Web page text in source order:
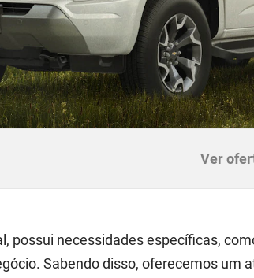
Ver
possui necessidades específicas,
Sabendo disso, oferecemos um